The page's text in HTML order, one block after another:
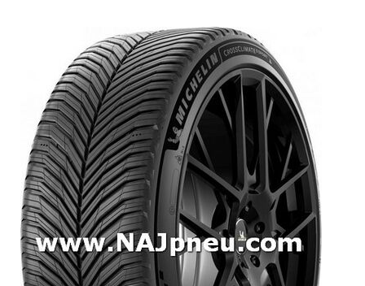
Osobné/crossover + malé úžitkové
SUV/crossover + OFFRoad-ové
Dodávkové + malé úžitkové
Celoročné pneumatiky
Osobné/crossover + malé úžitkové
SUV/crossover + OFFRoad-ové
Dodávkové + malé úžitkové